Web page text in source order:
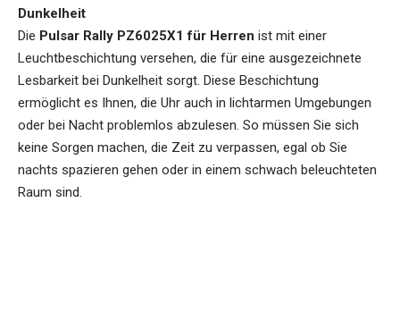
Dunkelheit
Die Pulsar Rally PZ6025X1 für Herren ist mit einer
Leuchtbeschichtung versehen, die für eine ausgezeichnete
Lesbarkeit bei Dunkelheit sorgt. Diese Beschichtung
ermöglicht es Ihnen, die Uhr auch in lichtarmen Umgebungen
oder bei Nacht problemlos abzulesen. So müssen Sie sich
keine Sorgen machen, die Zeit zu verpassen, egal ob Sie
nachts spazieren gehen oder in einem schwach beleuchteten
Raum sind.